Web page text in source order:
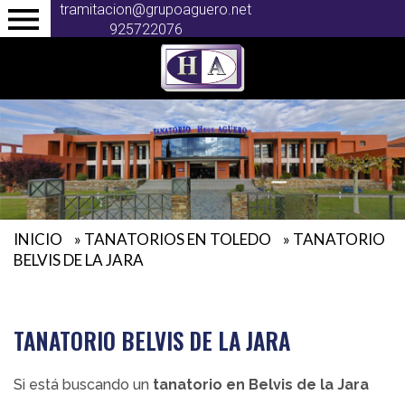
INICIO » TANATORIOS EN TOLEDO » TANATORIO
BELVIS DE LA JARA
TANATORIO BELVIS DE LA JARA
Si está buscando un tanatorio en Belvis de la Jara
tramitacion@grupoaguero.net
925722076